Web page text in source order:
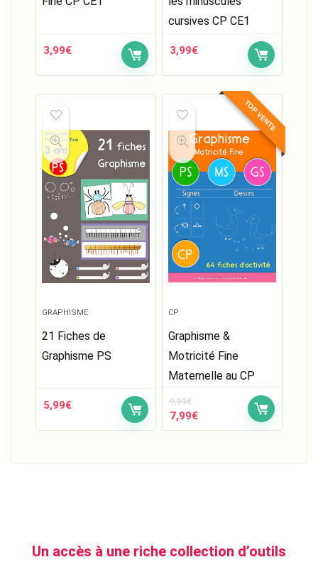
3,99€
cursives CP CE1
3,99€
GRAPHISME
21 Fiches de
Graphisme PS
5,99€
TOP VENTE
CP
Graphisme &
Motricité Fine
Maternelle au CP
9,99€
Le
prix
7,99€Le
prix
Un accès à une riche collection d’outils